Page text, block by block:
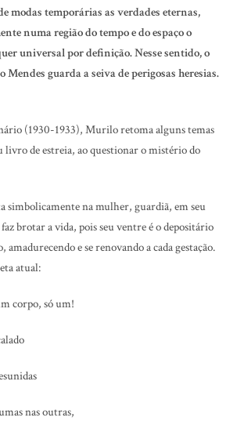
modas temporárias as verdades eternas,
numa região do tempo e do espaço o
universal por definição. Nesse sentido, o
guarda a seiva de perigosas heresias.
(1930-1933), Murilo retoma alguns temas
livro de estreia, ao questionar o mistério do
na mulher, guardiã, em seu
brotar a vida, pois seu ventre é o depositário
amadurecendo e se renovando a cada gestação.
atual:
corpo, só um!
nas outras,